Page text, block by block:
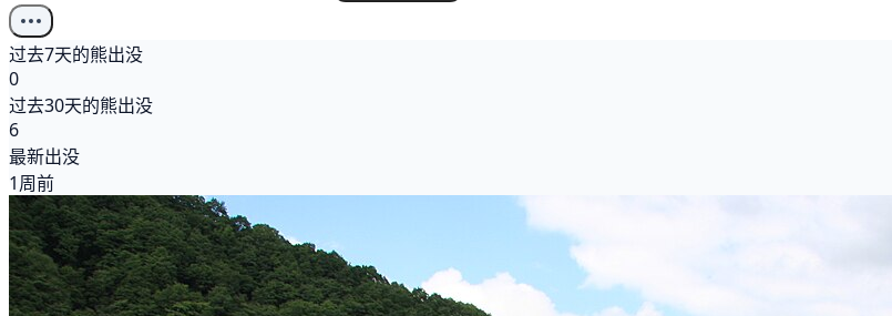
过去7天的熊出没
0
过去30天的熊出没
6
最新出没
1周前